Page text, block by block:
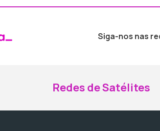
Siga-nos nas
Redes de Satélites